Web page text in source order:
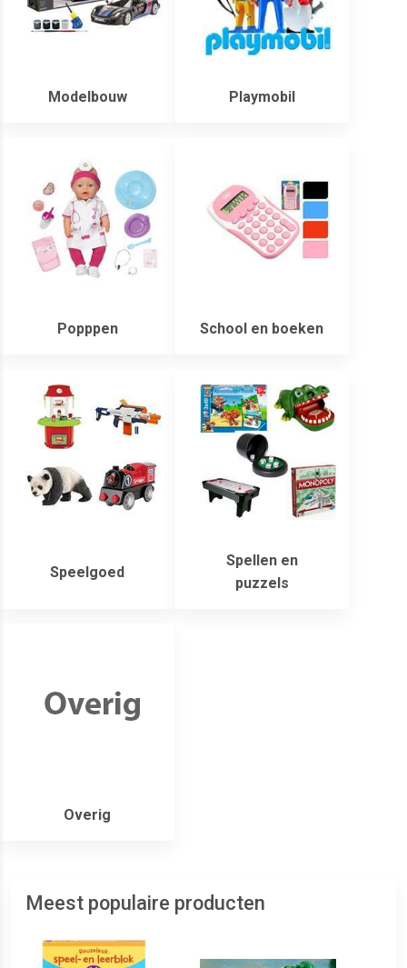
Modelbouw Playmobil
Popppen School en boeken
Speelgoed
Spellen en
puzzels
Overig
Meest populaire producten